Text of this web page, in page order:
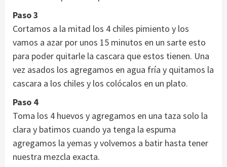
Paso 3
Cortamos a la mitad los 4 chiles pimiento y los
vamos a azar por unos 15 minutos en un sarte esto
para poder quitarle la cascara que estos tienen. Una
vez asados los agregamos en agua fría y quitamos la
cascara a los chiles y los colócalos en un plato.
Paso 4
Toma los 4 huevos y agregamos en una taza solo la
clara y batimos cuando ya tenga la espuma
agregamos la yemas y volvemos a batir hasta tener
nuestra mezcla exacta.